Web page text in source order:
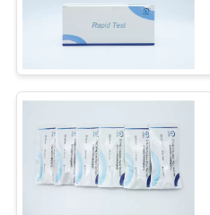
SUJET
NOUS
VISITE
D'USINE